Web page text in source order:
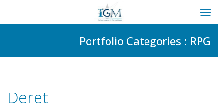
Portfolio Categories : RPG
Deret